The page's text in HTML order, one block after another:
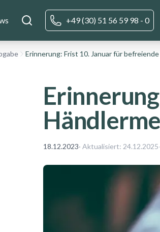
+49 (30) 51 56 59 98 - 0
18.12.2023· Aktualisiert: 24.12.2025·